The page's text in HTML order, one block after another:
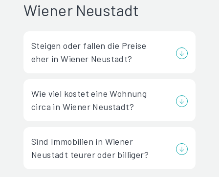
Wiener Neustadt
Steigen oder fallen die Preise
eher in Wiener Neustadt?
Wie viel kostet eine Wohnung
circa in Wiener Neustadt?
Sind Immobilien in Wiener
Neustadt teurer oder billiger?